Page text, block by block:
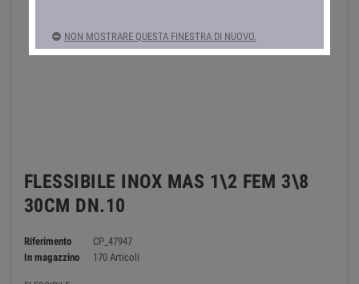
FLESSIBILE INOX MAS 1\2 FEM 3\8
30CM DN.10
Riferimento
CP_47947
In magazzino
170 Articoli
NON MOSTRARE QUESTA FINESTRA DI NUOVO.